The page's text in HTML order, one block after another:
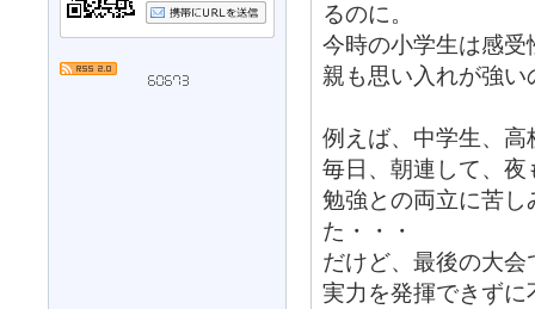
るのに。
今時の小学生は感受
親も思い入れが強い
例えば、中学生、高
毎日、朝連して、
勉強との両立に苦
た・・・
だけど、最後の大会
実力を発揮できず